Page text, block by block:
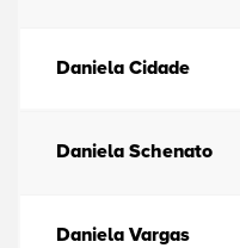
Daniela Cidade
Daniela Schenato
Daniela Vargas